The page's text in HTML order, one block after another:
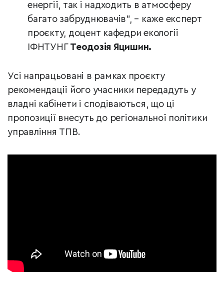
енергії, так і надходить в атмосферу
багато забруднювачів”, – каже експерт
проєкту, доцент кафедри екології
ІФНТУНГ Теодозія Яцишин.
Усі напрацьовані в рамках проєкту
рекомендації його учасники передадуть у
владні кабінети і сподіваються, що ці
пропозиції внесуть до регіональної політики
управління ТПВ.